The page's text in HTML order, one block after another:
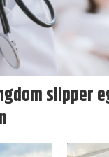
slipper